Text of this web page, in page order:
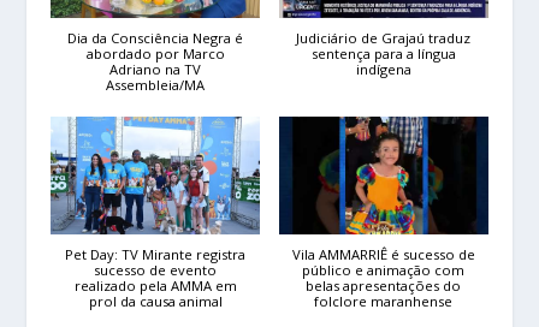
Dia da Consciência Negra é
abordado por Marco
Adriano na TV
Assembleia/MA
Judiciário de Grajaú traduz
sentença para a língua
indígena
Pet Day: TV Mirante registra
sucesso de evento
realizado pela AMMA em
prol da causa animal
Vila AMMARRIÊ é sucesso de
público e animação com
belas apresentações do
folclore maranhense